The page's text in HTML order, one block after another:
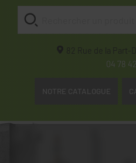
82 Rue de la Part-
04 78
NOTRE CATALOGUE